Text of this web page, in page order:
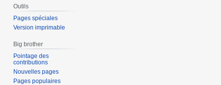
Outils
Pages spéciales
Version imprimable
Big brother
Pointage des
contributions
Nouvelles pages
Pages populaires